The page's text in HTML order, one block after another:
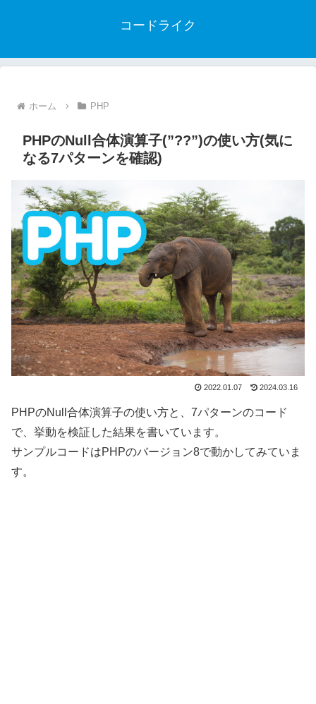
コードライク
ホーム PHP
PHPのNull合体演算子(”??”)の使い方(気に
なる7パターンを確認)
2022.01.07 2024.03.16
PHPのNull合体演算子の使い方と、7パターンのコード
で、挙動を検証した結果を書いています。
サンプルコードはPHPのバージョン8で動かしてみていま
す。